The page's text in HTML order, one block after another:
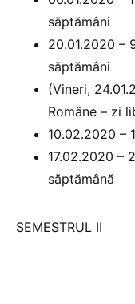
săptămâni
20.01.2020 –
săptămâni
(Vineri,
Române – zi
10.02.2020 –
17.02.2020 –
săptămână
SEMESTRUL II